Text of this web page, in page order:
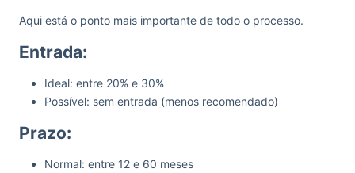
Aqui está o ponto mais importante de todo o processo.
Entrada:
Ideal: entre 20% e 30%
Possível: sem entrada (menos recomendado)
Prazo:
Normal: entre 12 e 60 meses